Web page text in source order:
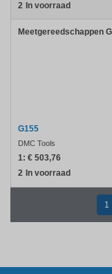
2 In voorraad
Meetgereedschappen
G155
DMC Tools
1: € 503,76
2 In voorraad
1